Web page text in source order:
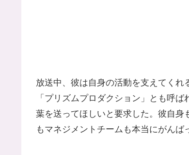
放送中、彼は自身の活動を支えてくれ
「プリズムプロダクション」とも呼
葉を送ってほしいと要求した。彼自
もマネジメントチームも本当にがんば